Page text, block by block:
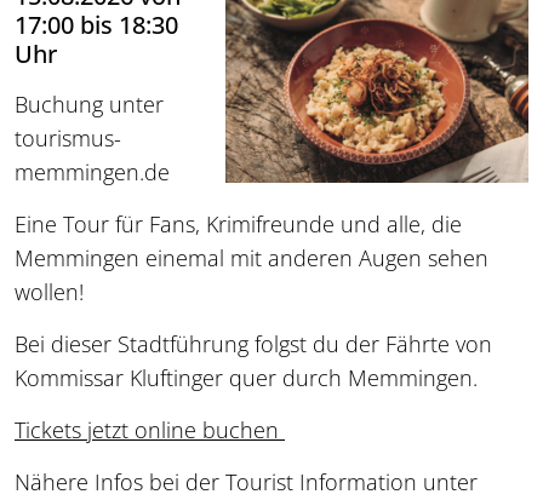
17:00 bis 18:30
Uhr
Buchung unter
tourismus-
memmingen.de
Eine Tour für Fans, Krimifreunde und alle, die
Memmingen einemal mit anderen Augen sehen
wollen!
Bei dieser Stadtführung folgst du der Fährte von
Kommissar Kluftinger quer durch Memmingen.
Tickets jetzt online buchen
Nähere Infos bei der Tourist Information unter